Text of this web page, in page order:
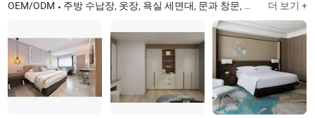
OEM/ODM 주방 수납장, 옷장, 욕실 세면대, 문과 창문, 호텔 가구, 가정용 가구, 야외 가구 더 보기 +